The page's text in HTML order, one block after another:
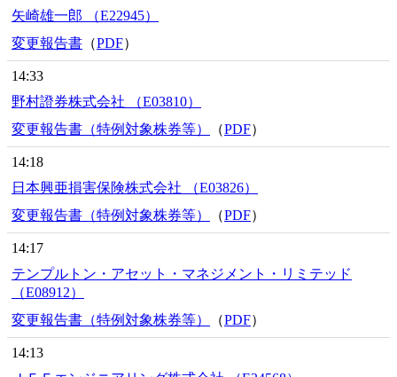
矢崎雄一郎 （E22945）
変更報告書 （PDF）
14:33
野村證券株式会社 （E03810）
変更報告書（特例対象株券等）
（PDF）
14:18
日本興亜損害保険株式会社 （E03826）
変更報告書（特例対象株券等）
（PDF）
14:17
テンプルトン・アセット・マネジメント・リミテッド
（E08912）
変更報告書（特例対象株券等）
（PDF）
14:13